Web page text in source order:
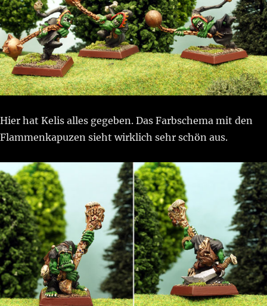
Hier hat Kelis alles gegeben. Das Farbschema mit den
Flammenkapuzen sieht wirklich sehr schön aus.